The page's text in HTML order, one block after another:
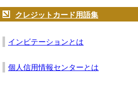
クレジットカード用語集
インビテーションとは
個人信用情報センターとは